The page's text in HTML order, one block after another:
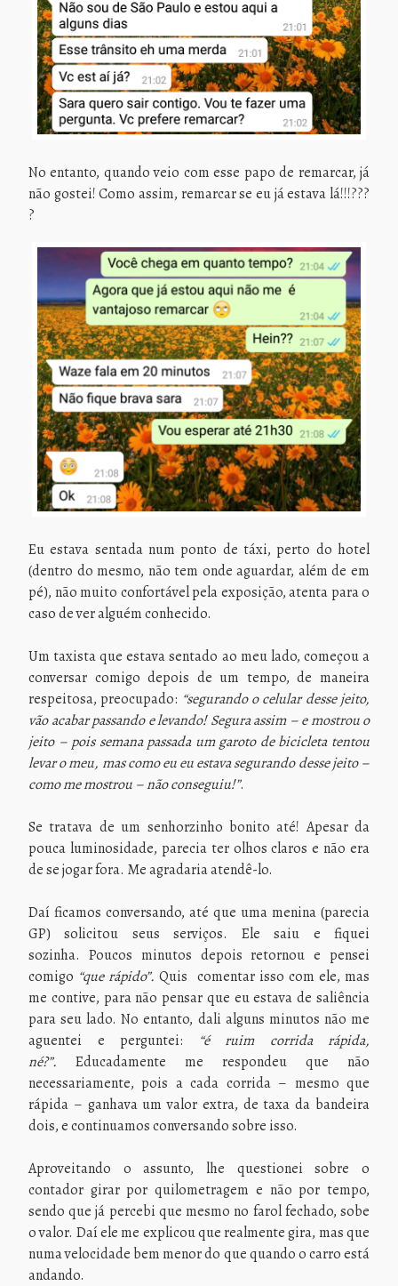
No entanto, quando veio com esse papo de remarcar, já
não gostei! Como assim, remarcar se eu já estava lá!!!???
?
Eu estava sentada num ponto de táxi, perto do hotel
(dentro do mesmo, não tem onde aguardar, além de em
pé), não muito confortável pela exposição, atenta para o
caso de ver alguém conhecido.
Um taxista que estava sentado ao meu lado, começou a
conversar comigo depois de um tempo, de maneira
respeitosa, preocupado: “segurando o celular desse jeito,
vão acabar passando e levando! Segura assim – e mostrou o
jeito – pois semana passada um garoto de bicicleta tentou
levar o meu, mas como eu eu estava segurando desse jeito –
como me mostrou – não conseguiu!”.
Se tratava de um senhorzinho bonito até! Apesar da
pouca luminosidade, parecia ter olhos claros e não era
de se jogar fora. Me agradaria atendê-lo.
Daí ficamos conversando, até que uma menina (parecia
GP) solicitou seus serviços. Ele saiu e fiquei
sozinha. Poucos minutos depois retornou e pensei
comigo “que rápido”.Quis comentar isso com ele, mas
me contive, para não pensar que eu estava de saliência
para seu lado. No entanto, dali alguns minutos não me
aguentei e perguntei:
“é ruim corrida rápida,
né?”. Educadamente me respondeu que não
necessariamente, pois a cada corrida – mesmo que
rápida – ganhava um valor extra, de taxa da bandeira
dois, e continuamos conversando sobre isso.
Aproveitando o assunto, lhe questionei sobre o
contador girar por quilometragem e não por tempo,
sendo que já percebi que mesmo no farol fechado, sobe
o valor. Daí ele me explicou que realmente gira, mas que
numa velocidade bem menor do que quando o carro está
andando.